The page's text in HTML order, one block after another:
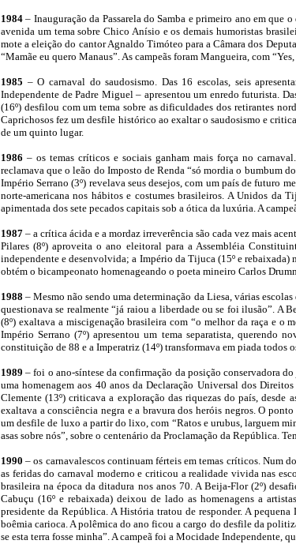
1984 – Inauguração da Passarela do Samba e primeiro ano em que
avenida um tema sobre Chico Anísio e os demais humoristas
mote a eleição do cantor Agnaldo Timóteo para a Câmara dos
“Mamãe eu quero Manaus”. As campeãs foram Mangueira, com
1985 – O carnaval do saudosismo. Das 16 escolas, seis
Independente de Padre Miguel – apresentou um enredo futurista.
(16º) desfilou com um tema sobre as dificuldades dos retirantes
Caprichosos fez um desfile histórico ao exaltar o saudosismo e
de um quinto lugar.
1986 – os temas críticos e sociais ganham mais força no
reclamava que o leão do Imposto de Renda “só mordia o bumbum
Império Serrano (3º) revelava seus desejos, com um país de futuro
norte-americana nos hábitos e costumes brasileiros. A Unidos da
apimentada dos sete pecados capitais sob a ótica da luxúria. A
1987 – a crítica ácida e a mordaz irreverência são cada vez mais
Pilares (8º) aproveita o ano eleitoral para a Assembléia
independente e desenvolvida; a Império da Tijuca (15ºe rebaixada)
obtém o bicampeonato homenageando o poeta mineiro Carlos
1988 – Mesmo não sendo uma determinação da Liesa, várias
questionava se realmente “já raiou a liberdade ou se foi ilusão”. A
(8º) exaltava a miscigenação brasileira com “o melhor da raça e o
Império Serrano (7º) apresentou um tema separatista, querendo
constituição de 88 e a Imperatriz (14º) transformava em piada todos
1989 – foi o ano-síntese da confirmação da posição conservadora
uma homenagem aos 40 anos da Declaração Universal dos Direitos
Clemente (13º) criticava a exploração das riquezas do país, desde
exaltava a consciência negra e a bravura dos heróis negros. O
um desfile de luxo a partir do lixo, com “Ratos e urubus, larguem
asas sobre nós”, sobre o centenário da Proclamação da República.
1990 – os carnavalescos continuam férteis em temas críticos. Num
as feridas do carnaval moderno e criticou a realidade vivida nas
brasileira na época da ditadura nos anos 70. A Beija-Flor (2º)
Cabuçu (16º e rebaixada) deixou de lado as homenagens a
presidente da República. A História tratou de responder. A
boêmia carioca. A polêmica do ano ficou a cargo do desfile da
se esta terra fosse minha”. A campeã foi a Mocidade Independente,